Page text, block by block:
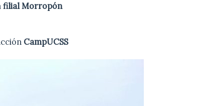
filial Morropón
CampUCSS